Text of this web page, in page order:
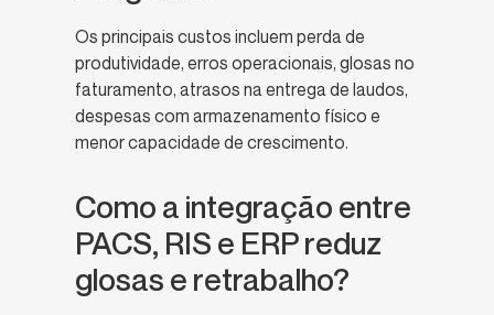
Os principais custos incluem perda de
produtividade, erros operacionais, glosas no
faturamento, atrasos na entrega de laudos,
despesas com armazenamento físico e
menor capacidade de crescimento.
Como a integração entre
PACS, RIS e ERP reduz
glosas e retrabalho?